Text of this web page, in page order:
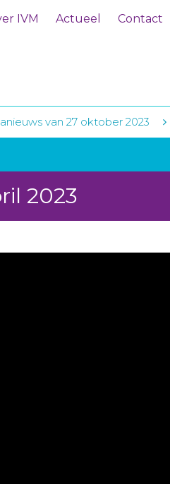
IVM Actueel Contact
van 27 oktober 2023
2023